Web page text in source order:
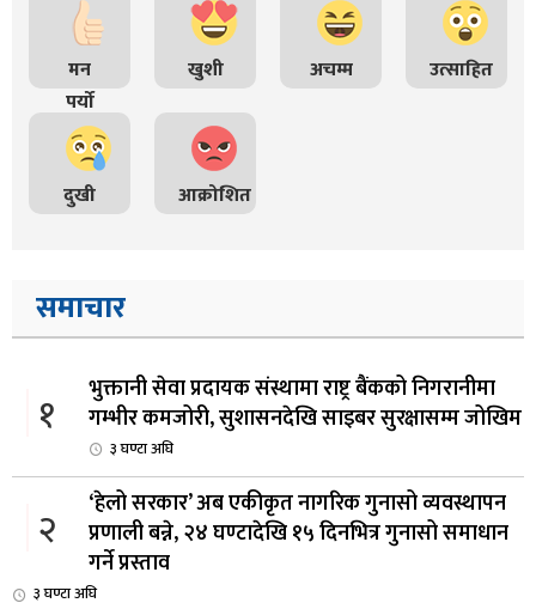
मन
पर्यो
खुशी अचम्म उत्साहित
दुखी आक्रोशित
समाचार
१
भुक्तानी सेवा प्रदायक संस्थामा राष्ट्र बैंकको निगरानीमा
गम्भीर कमजोरी, सुशासनदेखि साइबर सुरक्षासम्म जोखिम
३ घण्टा अघि
२
‘हेलो सरकार’ अब एकीकृत नागरिक गुनासो व्यवस्थापन
प्रणाली बन्ने, २४ घण्टादेखि १५ दिनभित्र गुनासो समाधान
गर्ने प्रस्ताव
३ घण्टा अघि